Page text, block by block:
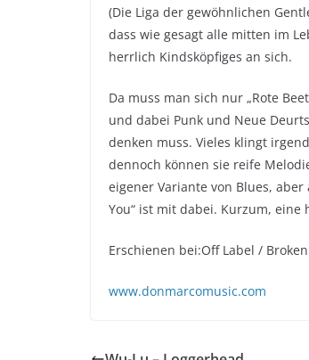
(Die Liga der gewöhnlichen
dass wie gesagt alle mitten im
herrlich Kindsköpfiges an sich.
Da muss man sich nur „Rote
und dabei Punk und Neue
denken muss. Vieles klingt
dennoch können sie reife
eigener Variante von Blues,
You“ ist mit dabei. Kurzum,
Erschienen bei:Off Label /
www.donmarcomusic.com